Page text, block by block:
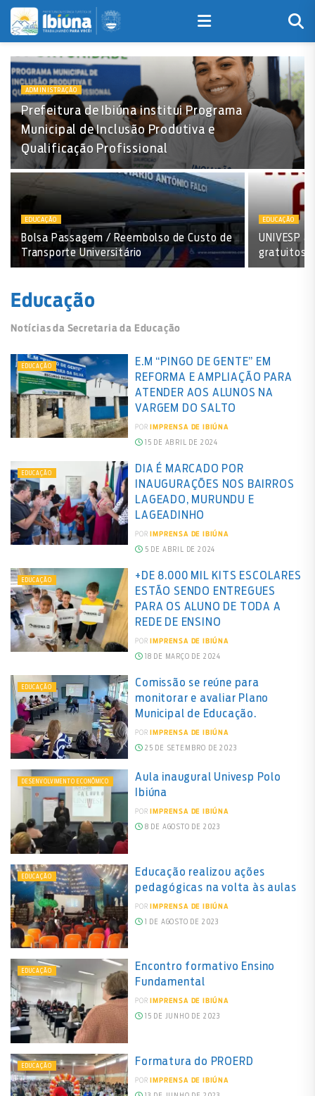
ADMINISTRAÇÃO
Prefeitura de Ibiúna institui Programa
Municipal de Inclusão Produtiva e
Qualificação Profissional
EDUCAÇÃO
Bolsa Passagem / Reembolso de Custo de
Transporte Universitário
EDUCAÇÃO
UNIVESP
gratuitos
Educação
Notícias da Secretaria da Educação
EDUCAÇÃO
E.M “PINGO DE GENTE” EM
REFORMA E AMPLIAÇÃO PARA
ATENDER AOS ALUNOS NA
VARGEM DO SALTO
POR IMPRENSA DE IBIÚNA
15 DE ABRIL DE 2024
EDUCAÇÃO
DIA É MARCADO POR
INAUGURAÇÕES NOS BAIRROS
LAGEADO, MURUNDU E
LAGEADINHO
POR IMPRENSA DE IBIÚNA
5 DE ABRIL DE 2024
EDUCAÇÃO
+DE 8.000 MIL KITS ESCOLARES
ESTÃO SENDO ENTREGUES
PARA OS ALUNO DE TODA A
REDE DE ENSINO
POR IMPRENSA DE IBIÚNA
18 DE MARÇO DE 2024
EDUCAÇÃO
Comissão se reúne para
monitorar e avaliar Plano
Municipal de Educação.
POR IMPRENSA DE IBIÚNA
25 DE SETEMBRO DE 2023
DESENVOLVIMENTO ECONÔMICO
Aula inaugural Univesp Polo
Ibiúna
POR IMPRENSA DE IBIÚNA
8 DE AGOSTO DE 2023
EDUCAÇÃO
Educação realizou ações
pedagógicas na volta às aulas
POR IMPRENSA DE IBIÚNA
1 DE AGOSTO DE 2023
EDUCAÇÃO
Encontro formativo Ensino
Fundamental
POR IMPRENSA DE IBIÚNA
15 DE JUNHO DE 2023
EDUCAÇÃO Formatura do PROERD
POR IMPRENSA DE IBIÚNA